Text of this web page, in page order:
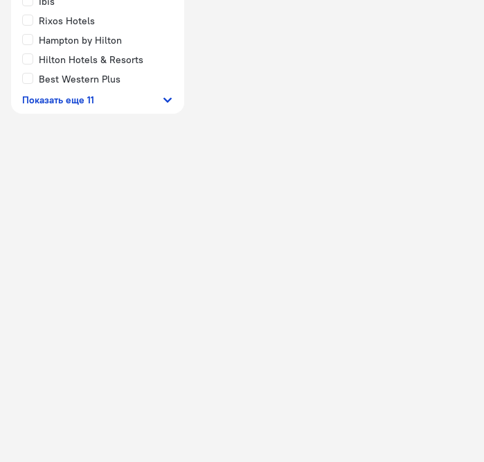
Rixos Hotels
Hampton by Hilton
Hilton Hotels & Resorts
Best Western Plus
Показать еще 11